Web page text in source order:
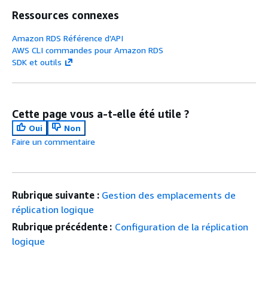
Ressources connexes
Amazon RDS Référence d'API
AWS CLI commandes pour Amazon RDS
SDK et outils
Cette page vous a-t-elle été utile ?
Oui
Non
Faire un commentaire
Rubrique suivante : Gestion des emplacements de
réplication logique
Rubrique précédente : Configuration de la réplication
logique